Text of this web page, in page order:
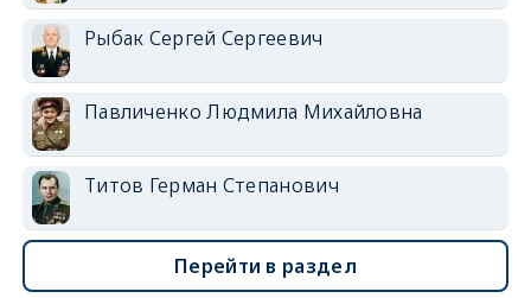
Рыбак Сергей Сергеевич
Павличенко Людмила Михайловна
Титов Герман Степанович
Перейти в раздел